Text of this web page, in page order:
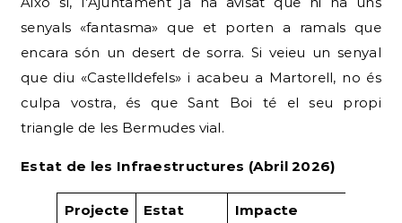
senyals «fantasma» que et porten a ramals que
encara són un desert de sorra. Si veieu un senyal
que diu «Castelldefels» i acabeu a Martorell, no és
culpa vostra, és que Sant Boi té el seu propi
triangle de les Bermudes vial.
Estat de les Infraestructures (Abril 2026)
Projecte Estat Impacte